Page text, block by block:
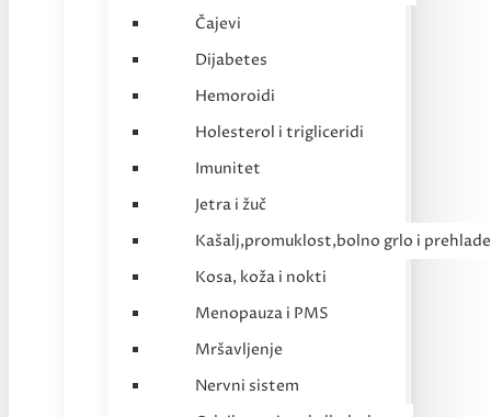
Čajevi
Dijabetes
Hemoroidi
Holesterol i trigliceridi
Imunitet
Jetra i žuč
Kašalj,promuklost,bolno grlo i prehlade
Kosa, koža i nokti
Menopauza i PMS
Mršavljenje
Nervni sistem